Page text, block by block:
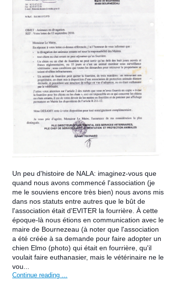
Un peu d'histoire de NALA: imaginez-vous que
quand nous avons commencé l'association (je
me le souviens encore très bien) nous avons mis
dans nos statuts entre autres que le bût de
l'association était d'EVITER la fourrière. À cette
époque-là nous étions en communication avec le
maire de Bournezeau (à noter que l'association
a été créée à sa demande pour faire adopter un
chien Elmo (photo) qui était en fourrière, qu'il
voulait faire euthanasier, mais le vétérinaire ne le
vou...
Continue reading ...